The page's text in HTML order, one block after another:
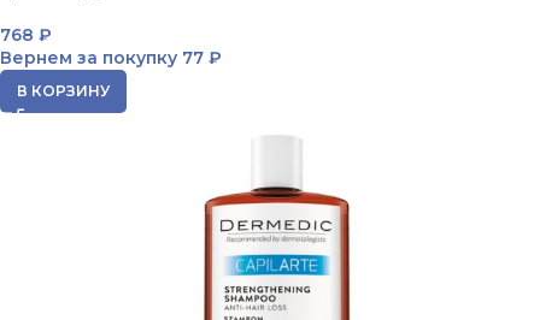
768 ₽
Вернем за покупку 77 ₽
В КОРЗИНУ